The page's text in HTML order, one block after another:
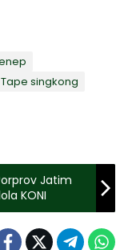
Tape singkong
Jatim
KONI